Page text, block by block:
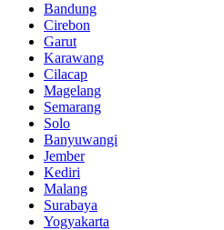
Bandung
Cirebon
Garut
Karawang
Cilacap
Magelang
Semarang
Solo
Banyuwangi
Jember
Kediri
Malang
Surabaya
Yogyakarta